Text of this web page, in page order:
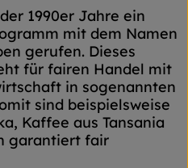
1990er Jahre ein
mit dem Namen
gerufen. Dieses
für fairen Handel mit
in sogenannten
sind beispielsweise
Kaffee aus Tansania
garantiert fair